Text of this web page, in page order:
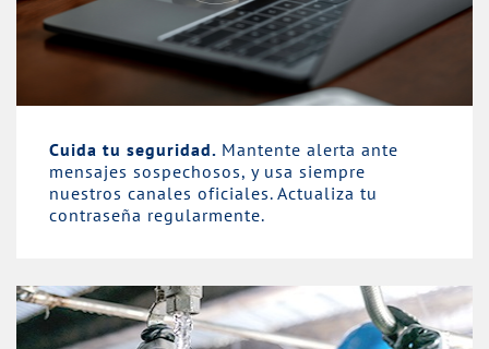
Cuida tu seguridad. Mantente alerta ante
mensajes sospechosos, y usa siempre
nuestros canales oficiales. Actualiza tu
contraseña regularmente.